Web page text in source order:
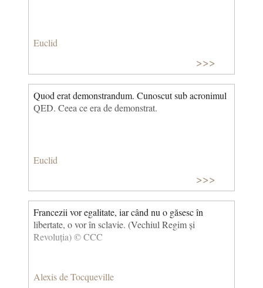
Euclid
>>>
Quod erat demonstrandum. Cunoscut sub acronimul
QED. Ceea ce era de demonstrat.
Euclid
>>>
Francezii vor egalitate, iar când nu o găsesc în
libertate, o vor în sclavie. (Vechiul Regim și
Revoluția) © CCC
Alexis de Tocqueville